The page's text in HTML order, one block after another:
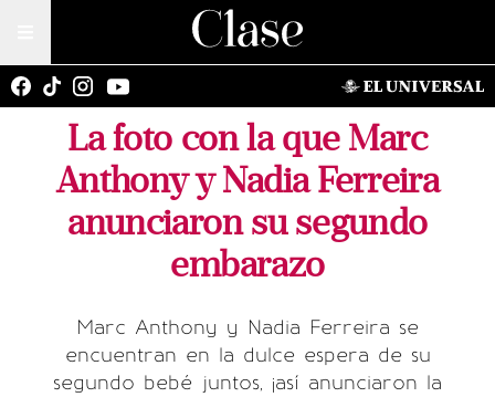
La foto con la que Marc
Anthony y Nadia Ferreira
anunciaron su segundo
embarazo
Marc Anthony y Nadia Ferreira se
encuentran en la dulce espera de su
segundo bebé juntos, ¡así anunciaron la